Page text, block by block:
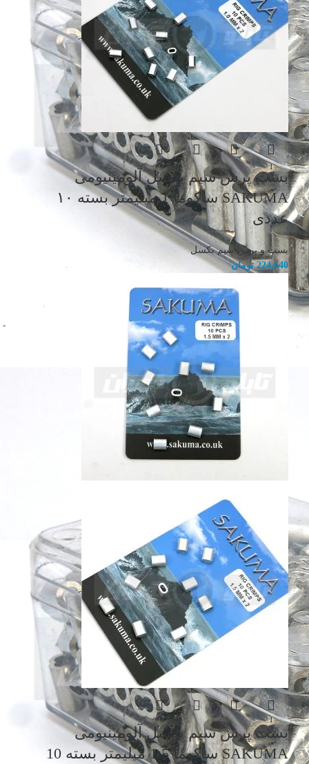
بست پرس سیم بکسل آلومینیومی
SAKUMA ساکوما 1 میلیمتر بسته ۱۰
عددی
بست و پرس سیم بکسل
224,640 تومان
بست پرس سیم بکسل آلومینیومی
SAKUMA ساکوما 1.5 میلیمتر بسته 10